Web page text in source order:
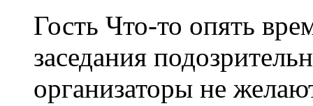
Гость Что-то опять
заседания
организаторы не